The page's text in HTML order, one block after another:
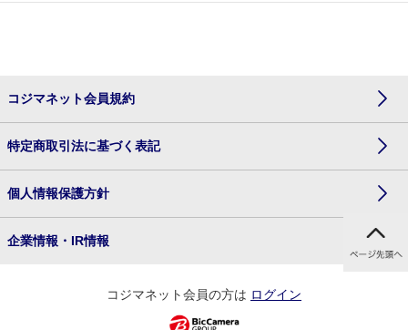
コジマネット会員規約
特定商取引法に基づく表記
個人情報保護方針
企業情報・IR情報
コジマネット会員の方は ログイン